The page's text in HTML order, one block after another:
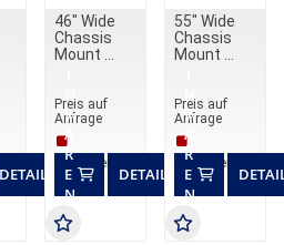
Anfrage
DETAILS
46" Wide
Chassis
Mount
Preis auf
Anfrage
Lieferzeit auf Anfrage
N
W
A
R
E
N
K
O
DETAILS
55" Wide
Chassis
Mount
Preis auf
Anfrage
Lieferzeit auf
N
W
A
R
E
N
K
O